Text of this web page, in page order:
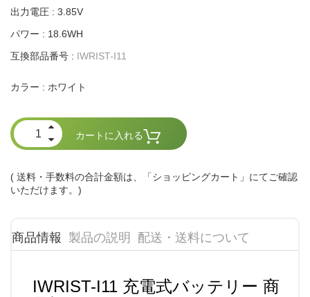
出力電圧 : 3.85V
パワー : 18.6WH
互換部品番号 : IWRIST-I11
カラー : ホワイト
カートに入れる
( 送料・手数料の合計金額は、「ショッピングカート」にてご確認
いただけます。)
商品情報 製品の説明 配送・送料について
IWRIST-I11 充電式バッテリー 商